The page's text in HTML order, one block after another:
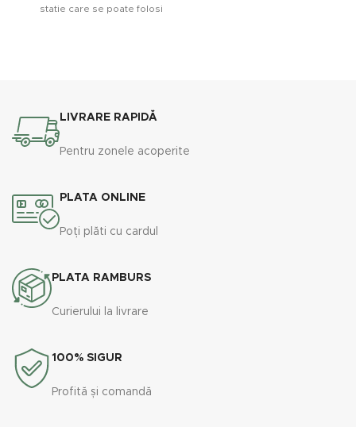
statie care se poate folosi
LIVRARE RAPIDĂ
Pentru zonele acoperite
PLATA ONLINE
Poți plăti cu cardul
PLATA RAMBURS
Curierului la livrare
100% SIGUR
Profită și comandă